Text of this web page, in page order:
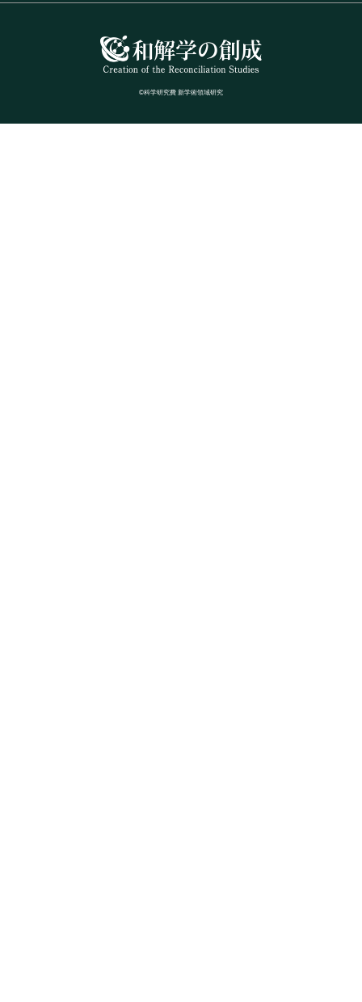
©科学研究費 新学術領域研究